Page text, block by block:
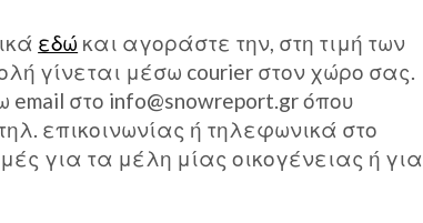
εδώ και αγοράστε την, στη τιμή των
γίνεται μέσω courier στον χώρο σας.
στο info@snowreport.gr όπου
επικοινωνίας ή τηλεφωνικά στο
για τα μέλη μίας οικογένειας ή για